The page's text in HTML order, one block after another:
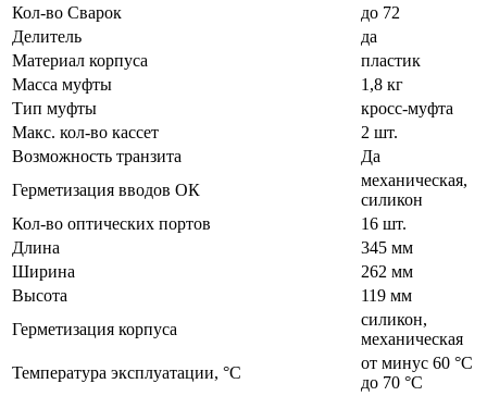
Кол-во Сварок
до 72
Делитель
да
Материал корпуса
пластик
Масса муфты
1,8 кг
Тип муфты
кросс-муфта
Макс. кол-во кассет
2 шт.
Возможность транзита
Да
Герметизация вводов ОК
механическая,
силикон
Кол-во оптических портов
16 шт.
Длина
345 мм
Ширина
262 мм
Высота
119 мм
Герметизация корпуса
силикон,
механическая
Температура эксплуатации, °С
от минус 60 °C
до 70 °C